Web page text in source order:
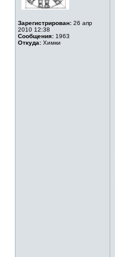
Зарегистрирован: 26 апр
2010 12:38
Сообщения: 1963
Откуда: Химки